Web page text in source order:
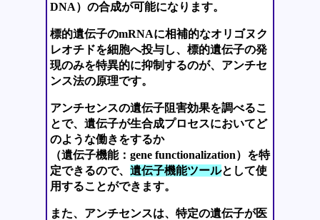
DNA）の合成が可能になります。
標的遺伝子のmRNAに相補的なオリゴヌク
レオチドを細胞へ投与し、標的遺伝子の発
現のみを特異的に抑制するのが、アンチセ
ンス法の原理です。
アンチセンスの遺伝子阻害効果を調べるこ
とで、遺伝子が生合成プロセスにおいてど
のような働きをするか
（遺伝子機能：gene functionalization）を特
定できるので、 遺伝子機能ツールとして使
用することができます。
また、アンチセンスは、特定の遺伝子が医